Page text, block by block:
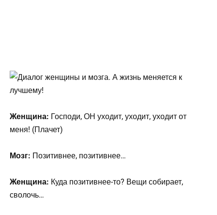
Женщина: Господи, ОН уходит, уходит, уходит от
меня! (Плачет)
Мозг: Позитивнее, позитивнее…
Женщина: Куда позитивнее-то? Вещи собирает,
сволочь…